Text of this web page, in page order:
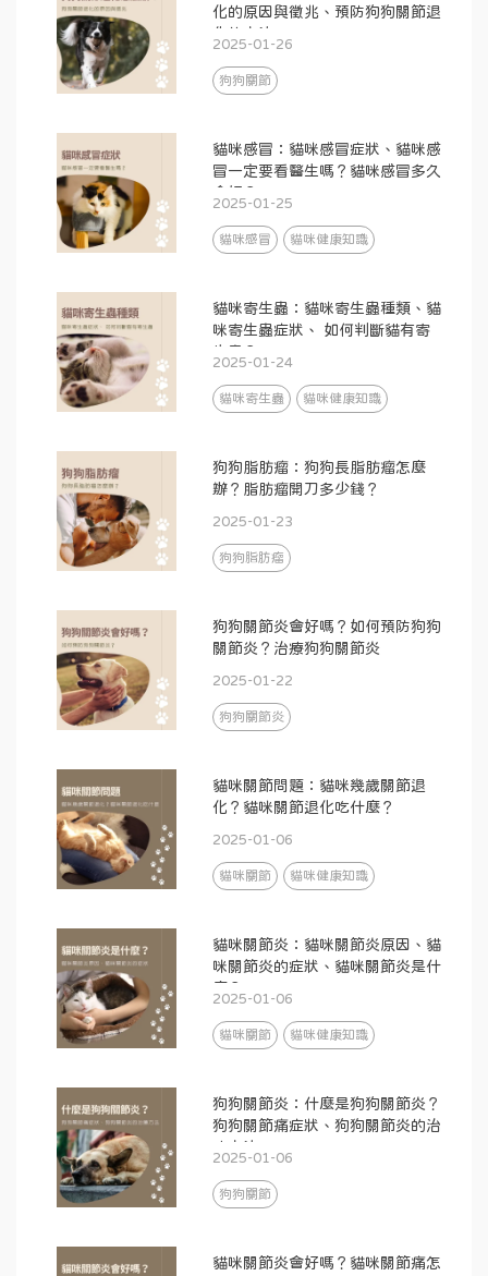
化的原因與徵兆、預防狗狗關節退
化的方法
2025-01-26
狗狗關節
貓咪感冒：貓咪感冒症狀、貓咪感
冒一定要看醫生嗎？貓咪感冒多久
會好？
2025-01-25
貓咪感冒 貓咪健康知識
貓咪寄生蟲：貓咪寄生蟲種類、貓
咪寄生蟲症狀、 如何判斷貓有寄
生蟲？
2025-01-24
貓咪寄生蟲 貓咪健康知識
狗狗脂肪瘤：狗狗長脂肪瘤怎麼
辦？脂肪瘤開刀多少錢？
2025-01-23
狗狗脂肪瘤
狗狗關節炎會好嗎？如何預防狗狗
關節炎？治療狗狗關節炎
2025-01-22
狗狗關節炎
貓咪關節問題：貓咪幾歲關節退
化？貓咪關節退化吃什麼？
2025-01-06
貓咪關節 貓咪健康知識
貓咪關節炎：貓咪關節炎原因、貓
咪關節炎的症狀、貓咪關節炎是什
麼？
2025-01-06
貓咪關節 貓咪健康知識
狗狗關節炎：什麼是狗狗關節炎？
狗狗關節痛症狀、狗狗關節炎的治
療方法
2025-01-06
狗狗關節
貓咪關節炎會好嗎？貓咪關節痛怎